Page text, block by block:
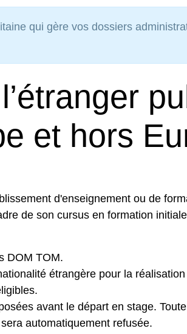
qui gère vos dossiers
et hors
d'enseignement ou de
de son cursus en formation
DOM TOM.
étrangère pour la
avant le départ en stage.
automatiquement refusée.